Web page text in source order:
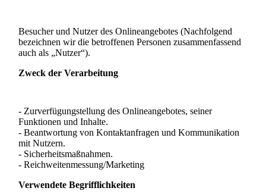
Besucher und Nutzer des Onlineangebotes (Nachfolgend
bezeichnen wir die betroffenen Personen zusammenfassend
auch als „Nutzer“).
Zweck der Verarbeitung
- Zurverfügungstellung des Onlineangebotes, seiner
Funktionen und Inhalte.
- Beantwortung von Kontaktanfragen und Kommunikation
mit Nutzern.
- Sicherheitsmaßnahmen.
- Reichweitenmessung/Marketing
Verwendete Begrifflichkeiten